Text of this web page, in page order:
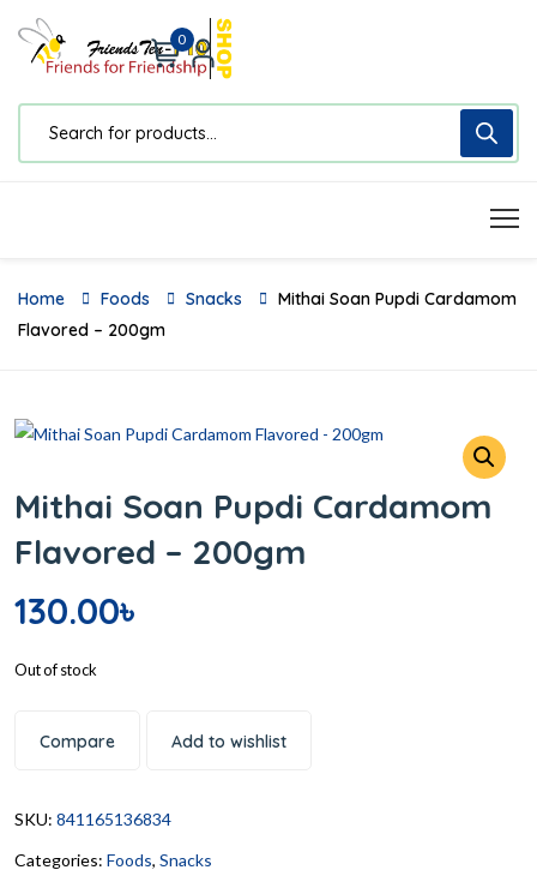
0
Home Foods Snacks
Mithai Soan Pupdi Cardamom
Flavored – 200gm
Mithai Soan Pupdi Cardamom
Flavored – 200gm
130.00৳
Out of stock
Compare Add to wishlist
SKU: 841165136834
Categories: Foods, Snacks